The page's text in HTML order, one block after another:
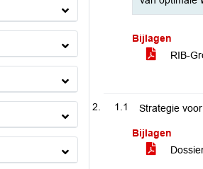
Bijlagen
RIB-
1.1 Strategie
Bijlagen